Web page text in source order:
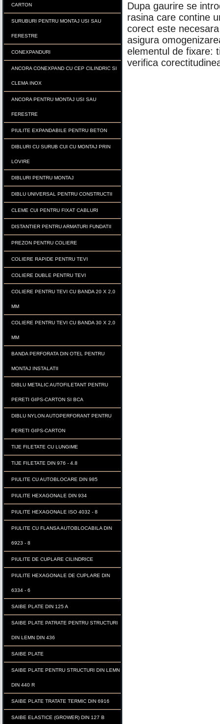
CARTON
SURUBURI PENTRU MONTAJ USI SAU
FERESTRE
CONEXPANDURI
ANCORA CONEXPAND CU CEP CILINDRIC SI
CLEMA INOX
ANCORA PENTRU MONTAJ USI SAU
FERESTRE
PIULITE EXPANDABILE PENTRU BETON
DIBLURI CU SURUB CUI CU MONTAJ PRIN
LOVIRE
DIBLURI PENTRU MONTAJ
DIBLU UNIVERSAL PENTRU CONSTRUCTII
CLEME CUI PENTRU FIXAT CABLURI
DISTANTIER PENTRU ARMATURI FUNDATII
PREZON PENTRU COLIERE
COLIERE RAPIDE PENTRU TEVI
COLIERE DUBLE PENTRU TEVI
COLIERE PENTRU TEVI CU BANDA 20 X 2,0
MM
COLIERE PENTRU TEVI CU BANDA 30 X 2,0
MM
BANDA PERFORATA DIN OTEL PENTRU
MONTAJ INSTALATII
DIBLU METALIC AUTOFILETANT PENTRU
PERETI GIPS-CARTON SI BCA
DIBLU NYLON AUTOPERFORANT PENTRU
PERETI GIPS-CARTON
TIJE FILETATE CU LUNGIME
TIJE FILETATE DIN 976 - 4.8
PIULITE CU AUTOBLOCARE DIN 985
PIULITE HEXAGONALE DIN 934
PIULITE HEXAGONALE ISO 4032 - 8
PIULITE CU FLANSA AUTOBLOCABILA DIN
6923 - 8
PIULITE DE CUPLARE CILINDRICE
PIULITE HEXAGONALE DE CUPLARE DIN
6334 - 6
SAIBE PLATE DIN 125 A
SAIBE PLATE PATRATE PENTRU STRUCTURI
DIN LEMN DIN 436
SAIBE PLATE
SAIBE PLATE PENTRU STRUCTURI DIN LEMN
DIN 440 R
SAIBE PLATE TRATATE TERMIC DIN 6916
SAIBE ELASTICE (GROWER) DIN 127 B
Dupa gaurire se
rasina care contine
corect este
asigura
elementul de fixare:
verifica